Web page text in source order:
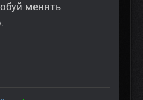
менять